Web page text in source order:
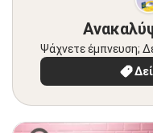
Ψάχνετε έμπνευση;